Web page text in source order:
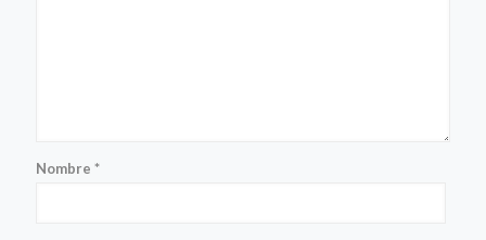
Nombre *